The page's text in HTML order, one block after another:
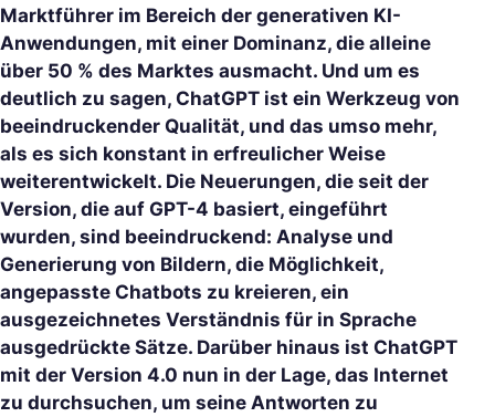
Marktführer im Bereich der generativen KI-
Anwendungen, mit einer Dominanz, die alleine
über 50 % des Marktes ausmacht. Und um es
deutlich zu sagen, ChatGPT ist ein Werkzeug von
beeindruckender Qualität, und das umso mehr,
als es sich konstant in erfreulicher Weise
weiterentwickelt. Die Neuerungen, die seit der
Version, die auf GPT-4 basiert, eingeführt
wurden, sind beeindruckend: Analyse und
Generierung von Bildern, die Möglichkeit,
angepasste Chatbots zu kreieren, ein
ausgezeichnetes Verständnis für in Sprache
ausgedrückte Sätze. Darüber hinaus ist ChatGPT
mit der Version 4.0 nun in der Lage, das Internet
zu durchsuchen, um seine Antworten zu